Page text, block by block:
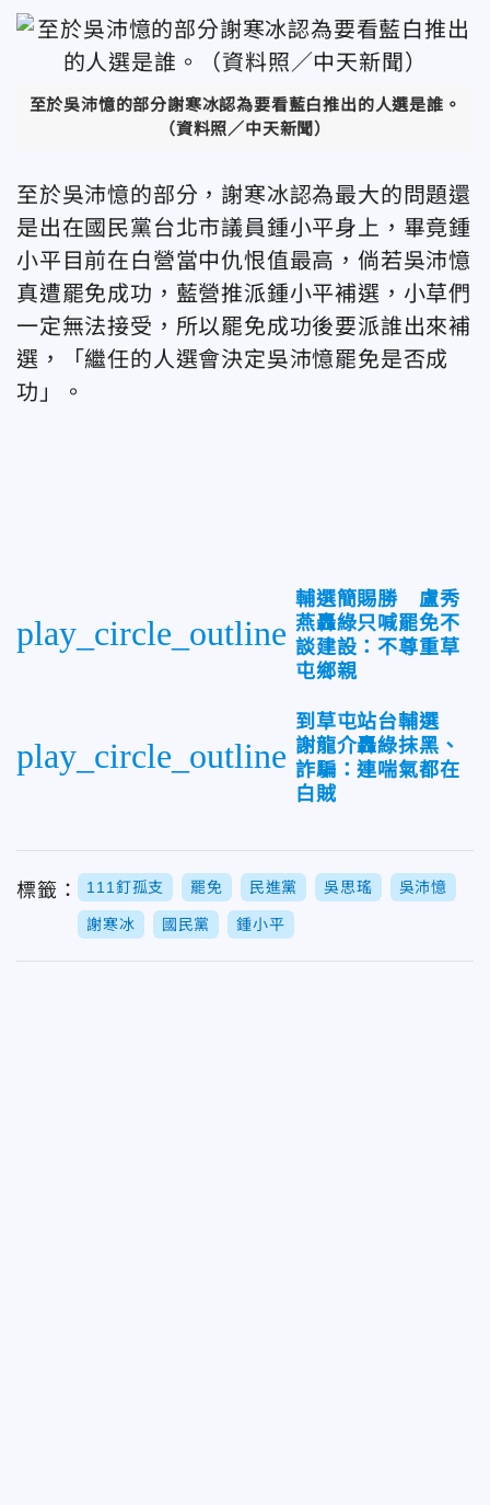
至於吳沛憶的部分謝寒冰認為要看藍白推出的人選是誰。
（資料照／中天新聞）
至於吳沛憶的部分，謝寒冰認為最大的問題還
是出在國民黨台北市議員鍾小平身上，畢竟鍾
小平目前在白營當中仇恨值最高，倘若吳沛憶
真遭罷免成功，藍營推派鍾小平補選，小草們
一定無法接受，所以罷免成功後要派誰出來補
選，「繼任的人選會決定吳沛憶罷免是否成
功」。
play_circle_outline
輔選簡賜勝 盧秀
燕轟綠只喊罷免不
談建設：不尊重草
屯鄉親
play_circle_outline
到草屯站台輔選
謝龍介轟綠抹黑、
詐騙：連喘氣都在
白賊
標籤： 111釘孤支 罷免 民進黨 吳思瑤 吳沛憶
謝寒冰 國民黨 鍾小平